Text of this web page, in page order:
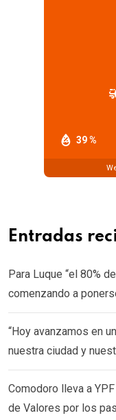
39 %
Entradas
Para Luque “el 80%
comenzando a
“Hoy avanzamos en
nuestra ciudad y
Comodoro lleva a
de Valores por los